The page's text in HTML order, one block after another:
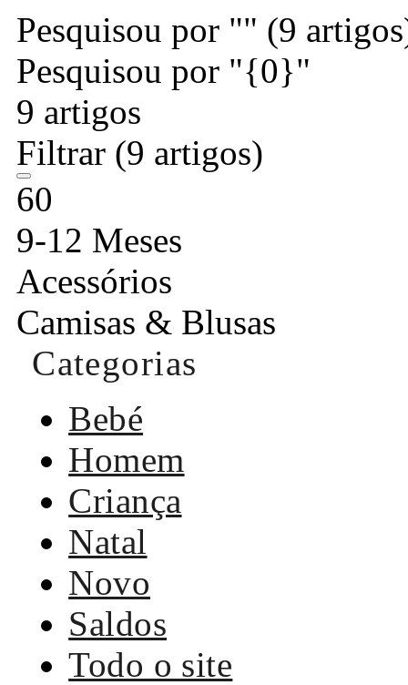
Pesquisou por "" (9
Pesquisou por "{0}"
9 artigos
Filtrar (9 artigos)
60
9-12 Meses
Acessórios
Camisas & Blusas
Categorias
Bebé
Homem
Criança
Natal
Novo
Saldos
Todo o site